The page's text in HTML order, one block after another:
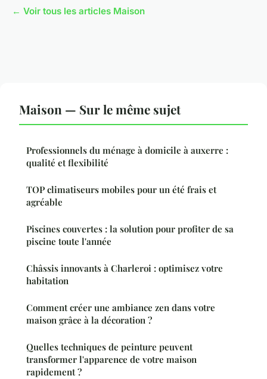
← Voir tous les articles Maison
Maison — Sur le même sujet
Professionnels du ménage à domicile à auxerre :
qualité et flexibilité
TOP climatiseurs mobiles pour un été frais et
agréable
Piscines couvertes : la solution pour profiter de sa
piscine toute l'année
Châssis innovants à Charleroi : optimisez votre
habitation
Comment créer une ambiance zen dans votre
maison grâce à la décoration ?
Quelles techniques de peinture peuvent
transformer l'apparence de votre maison
rapidement ?